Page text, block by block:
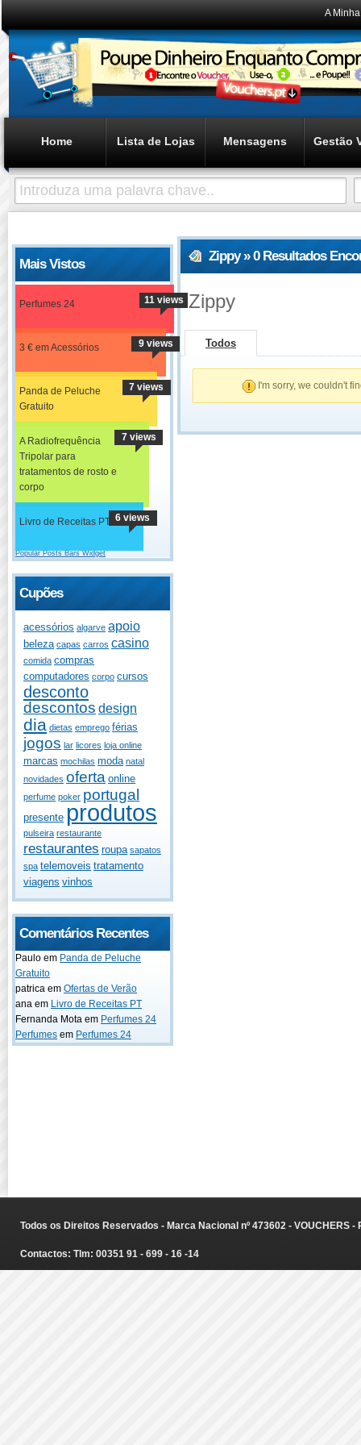
A
Home Lista de Lojas Mensagens Gestão
Mais Vistos
Perfumes 24 11 views
3 € em Acessórios 9 views
Panda de Peluche
Gratuito
7 views
A Radiofrequência
Tripolar para
tratamentos de rosto e
corpo
7 views
Livro de Receitas PT 6 views
Popular Posts Bars Widget
Cupões
acessórios algarve apoio
beleza capas carros casino
comida compras
computadores corpo cursos
desconto
descontos design
dia dietas emprego férias
jogos lar licores loja online
marcas mochilas moda natal
novidades oferta online
perfume poker portugal
presente produtos
pulseira restaurante
restaurantes roupa sapatos
spa telemoveis tratamento
viagens vinhos
Comentários Recentes
Paulo em Panda de Peluche
Gratuito
patrica em Ofertas de Verão
ana em Livro de Receitas PT
Fernanda Mota em Perfumes 24
Perfumes em Perfumes 24
Zippy » 0 Resultados
Zippy
Todos
I'm sorry, we couldn't
Todos os Direitos Reservados - Marca Nacional nº 473602 - VOUCHERS
Contactos: Tlm: 00351 91 - 699 - 16 -14